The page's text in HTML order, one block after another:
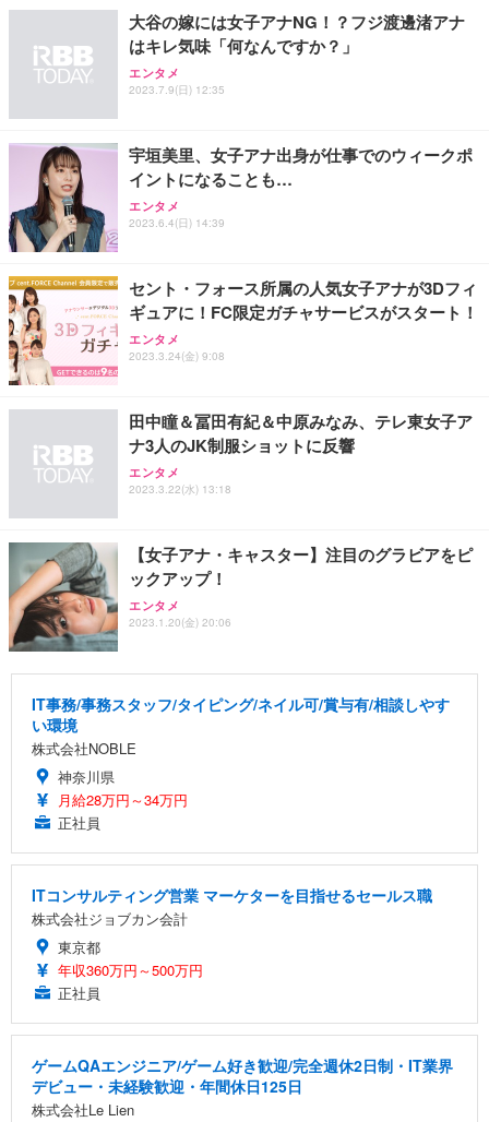
大谷の嫁には女子アナNG！？フジ渡邊渚アナ
はキレ気味「何なんですか？」
エンタメ
2023.7.9(日) 12:35
宇垣美里、女子アナ出身が仕事でのウィークポ
イントになることも…
エンタメ
2023.6.4(日) 14:39
セント・フォース所属の人気女子アナが3Dフィ
ギュアに！FC限定ガチャサービスがスタート！
エンタメ
2023.3.24(金) 9:08
田中瞳＆冨田有紀＆中原みなみ、テレ東女子ア
ナ3人のJK制服ショットに反響
エンタメ
2023.3.22(水) 13:18
【女子アナ・キャスター】注目のグラビアをピ
ックアップ！
エンタメ
2023.1.20(金) 20:06
IT事務/事務スタッフ/タイピング/ネイル可/賞与有/相談しやす
い環境
株式会社NOBLE
神奈川県
月給28万円～34万円
正社員
ITコンサルティング営業 マーケターを目指せるセールス職
株式会社ジョブカン会計
東京都
年収360万円～500万円
正社員
ゲームQAエンジニア/ゲーム好き歓迎/完全週休2日制・IT業界
デビュー・未経験歓迎・年間休日125日
株式会社Le Lien